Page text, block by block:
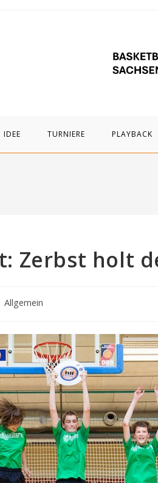
IDEE TURNIERE PLAYBACK
Zerbst holt
Allgemein